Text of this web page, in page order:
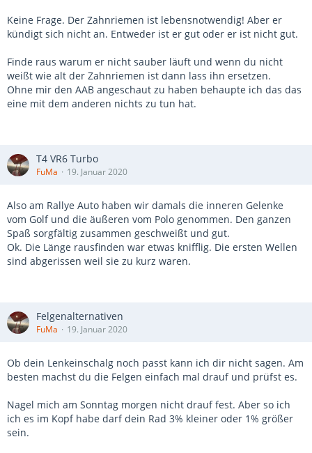
Keine Frage. Der Zahnriemen ist lebensnotwendig! Aber er
kündigt sich nicht an. Entweder ist er gut oder er ist nicht gut.
Finde raus warum er nicht sauber läuft und wenn du nicht
weißt wie alt der Zahnriemen ist dann lass ihn ersetzen.
Ohne mir den AAB angeschaut zu haben behaupte ich das das
eine mit dem anderen nichts zu tun hat.
T4 VR6 Turbo
FuMa 19. Januar 2020
Also am Rallye Auto haben wir damals die inneren Gelenke
vom Golf und die äußeren vom Polo genommen. Den ganzen
Spaß sorgfältig zusammen geschweißt und gut.
Ok. Die Länge rausfinden war etwas knifflig. Die ersten Wellen
sind abgerissen weil sie zu kurz waren.
Felgenalternativen
FuMa 19. Januar 2020
Ob dein Lenkeinschalg noch passt kann ich dir nicht sagen. Am
besten machst du die Felgen einfach mal drauf und prüfst es.
Nagel mich am Sonntag morgen nicht drauf fest. Aber so ich
ich es im Kopf habe darf dein Rad 3% kleiner oder 1% größer
sein.